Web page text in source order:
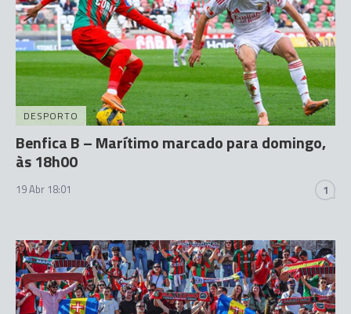
DESPORTO
Benfica B – Marítimo marcado para domingo,
às 18h00
19 Abr 18:01 1